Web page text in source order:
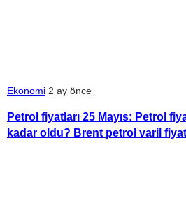
Ekonomi 2 ay önce
Petrol fiyatları 25 Mayıs: Petrol
kadar oldu? Brent petrol varil